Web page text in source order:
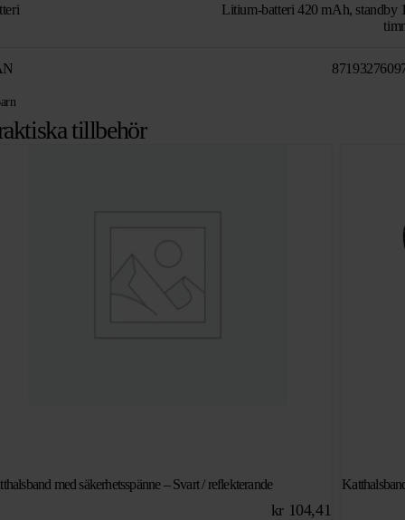
Litium-batteri 420 mAh, standby
tillbehör
med säkerhetsspänne – Svart / reflekterande
kr104,41